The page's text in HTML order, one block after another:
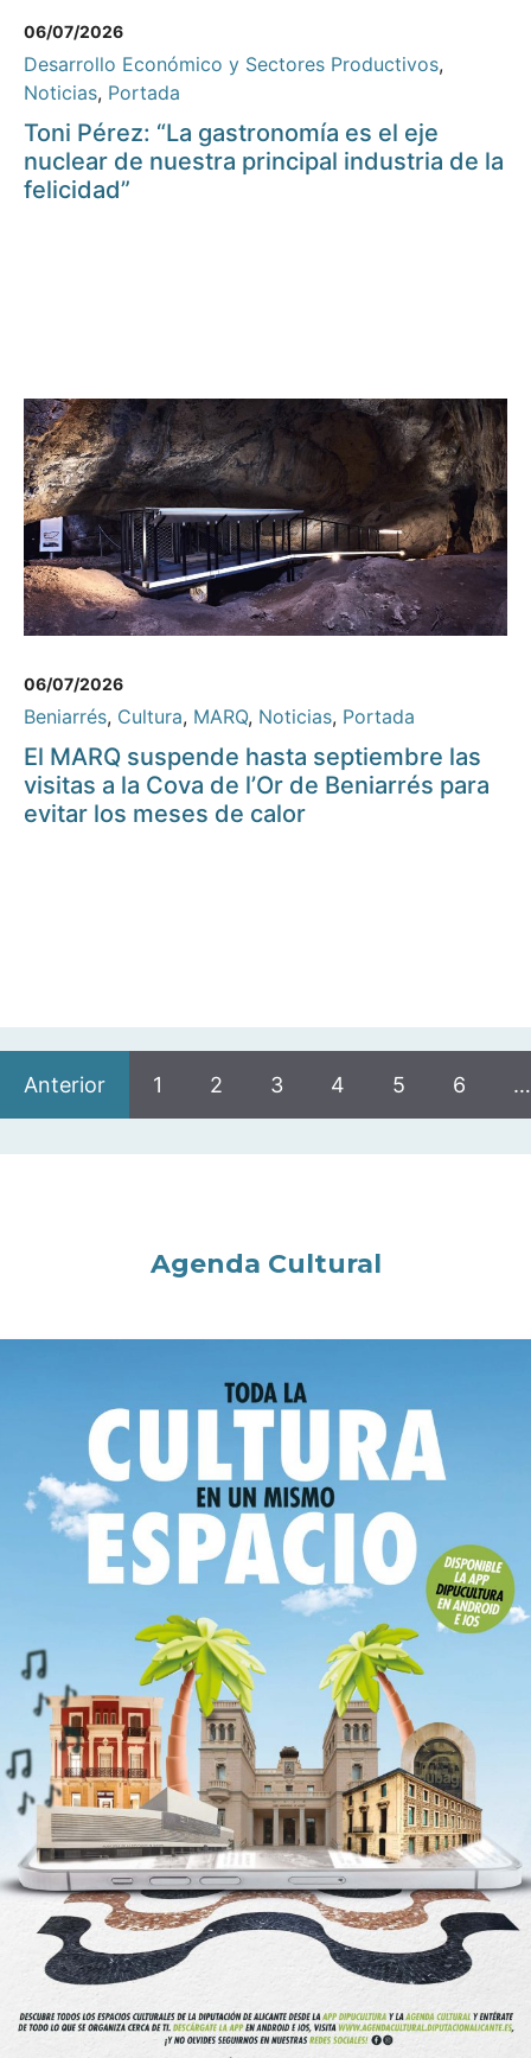
06/07/2026
Desarrollo Económico y Sectores Productivos,
Noticias, Portada
Toni Pérez: “La gastronomía es el eje
nuclear de nuestra principal industria de la
felicidad”
06/07/2026
Beniarrés, Cultura, MARQ, Noticias, Portada
El MARQ suspende hasta septiembre las
visitas a la Cova de l’Or de Beniarrés para
evitar los meses de calor
Anterior 1 2 3 4 5 6 …
Agenda Cultural